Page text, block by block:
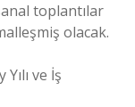
toplantılar
olacak.
ve İş